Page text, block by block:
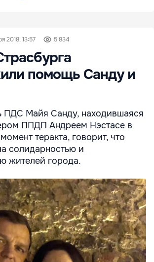
2018, 13:57 5 834
помощь Санду и
ПДС Майя Санду, находившаяся
ППДП Андреем Нэстасе в
теракта, говорит, что
солидарностью и
жителей города.